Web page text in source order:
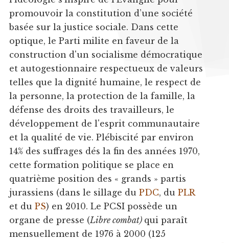
promouvoir la constitution d’une société
basée sur la justice sociale. Dans cette
optique, le Parti milite en faveur de la
construction d'un socialisme démocratique
et autogestionnaire respectueux de valeurs
telles que la dignité humaine, le respect de
la personne, la protection de la famille, la
défense des droits des travailleurs, le
développement de l'esprit communautaire
et la qualité de vie. Plébiscité par environ
14% des suffrages dés la fin des années 1970,
cette formation politique se place en
quatrième position des « grands » partis
jurassiens (dans le sillage du PDC, du PLR
et du PS) en 2010. Le PCSI possède un
organe de presse (Libre combat) qui paraît
mensuellement de 1976 à 2000 (125